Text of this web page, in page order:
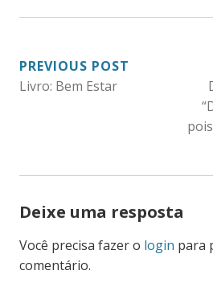
NAVEGAÇÃO
DE
PREVIOUS POST
Livro: Bem Estar
Deixe uma resposta
Você precisa fazer o login para
comentário.